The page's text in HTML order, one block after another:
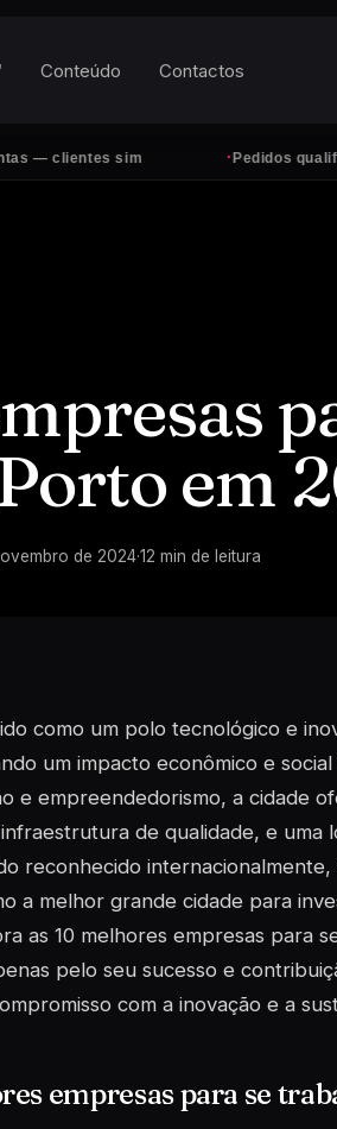
sim Pedidos qualificados
Conteúdo Contactos
em
de 2024·12 min de leitura
como um polo tecnológico e
um impacto econômico e
e empreendedorismo, a cidade
de qualidade, e uma
reconhecido
a melhor grande cidade para
as 10 melhores empresas para
pelo seu sucesso e
com a inovação e a
empresas para se